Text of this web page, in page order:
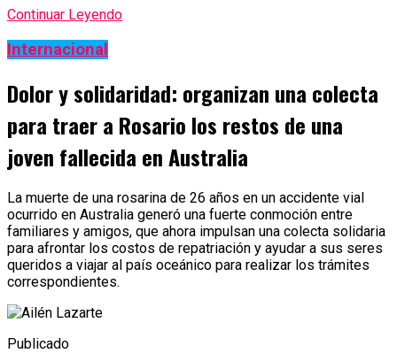
Continuar Leyendo
Internacional
Dolor y solidaridad: organizan una colecta
para traer a Rosario los restos de una
joven fallecida en Australia
La muerte de una rosarina de 26 años en un accidente vial
ocurrido en Australia generó una fuerte conmoción entre
familiares y amigos, que ahora impulsan una colecta solidaria
para afrontar los costos de repatriación y ayudar a sus seres
queridos a viajar al país oceánico para realizar los trámites
correspondientes.
Publicado